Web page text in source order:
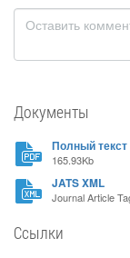
Документы
Полный текст
165.93Kb
JATS XML
Journal Article
Ссылки